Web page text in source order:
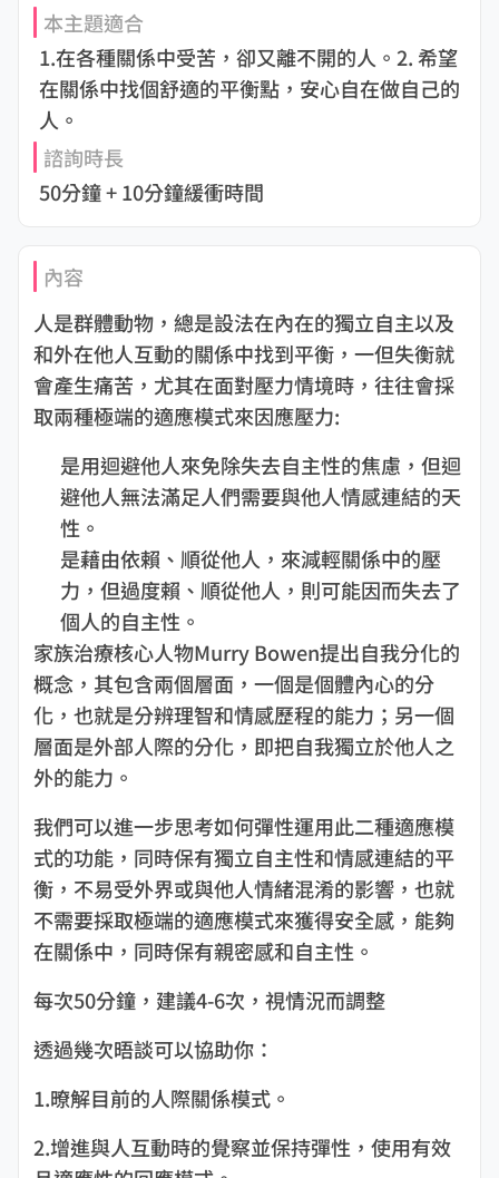
本主題適合
1.在各種關係中受苦，卻又離不開的人。2. 希望
在關係中找個舒適的平衡點，安心自在做自己的
人。
諮詢時長
50分鐘 + 10分鐘緩衝時間
內容
人是群體動物，總是設法在內在的獨立自主以及
和外在他人互動的關係中找到平衡，一但失衡就
會產生痛苦，尤其在面對壓力情境時，往往會採
取兩種極端的適應模式來因應壓力:
是用迴避他人來免除失去自主性的焦慮，但迴
避他人無法滿足人們需要與他人情感連結的天
性。
是藉由依賴、順從他人，來減輕關係中的壓
力，但過度賴、順從他人，則可能因而失去了
個人的自主性。
家族治療核心人物Murry Bowen提出自我分化的
概念，其包含兩個層面，一個是個體內心的分
化，也就是分辨理智和情感歷程的能力；另一個
層面是外部人際的分化，即把自我獨立於他人之
外的能力。
我們可以進一步思考如何彈性運用此二種適應模
式的功能，同時保有獨立自主性和情感連結的平
衡，不易受外界或與他人情緒混淆的影響，也就
不需要採取極端的適應模式來獲得安全感，能夠
在關係中，同時保有親密感和自主性。
每次50分鐘，建議4-6次，視情況而調整
透過幾次晤談可以協助你：
1.暸解目前的人際關係模式。
2.增進與人互動時的覺察並保持彈性，使用有效